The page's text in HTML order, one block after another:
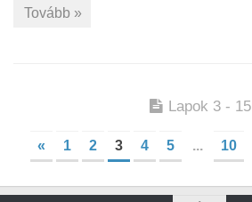
Tovább »
Lapok 3 - 15
« 1 2 3 4 5 ... 10